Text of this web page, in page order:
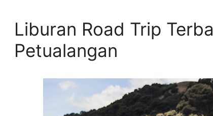
Liburan Road Trip
Petualangan